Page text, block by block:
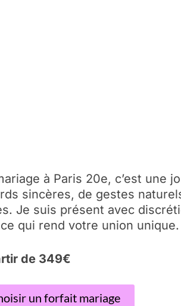
à Paris 20e, c’est une
sincères, de gestes
Je suis présent avec
qui rend votre union unique.
de 349€
un forfait mariage